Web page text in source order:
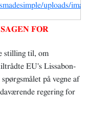
uploads/
FOR
stilling til, om
EU's Lissabon-
på vegne af
regering for